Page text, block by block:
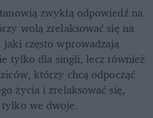
zwykłą odpowiedź na
wolą zrelaksować się na
jaki często wprowadzają
tylko dla singli, lecz również
którzy chcą odpocząć
życia i zrelaksować się,
we dwoje.